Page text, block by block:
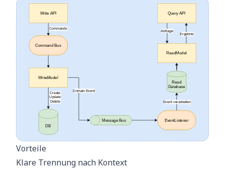
Vorteile
Klare Trennung nach Kontext